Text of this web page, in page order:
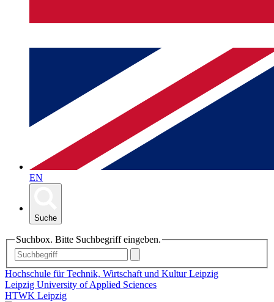
EN
Suche
Suchbox. Bitte Suchbegriff eingeben.
Hochschule für Technik, Wirtschaft und Kultur Leipzig
Leipzig University of Applied Sciences
HTWK Leipzig